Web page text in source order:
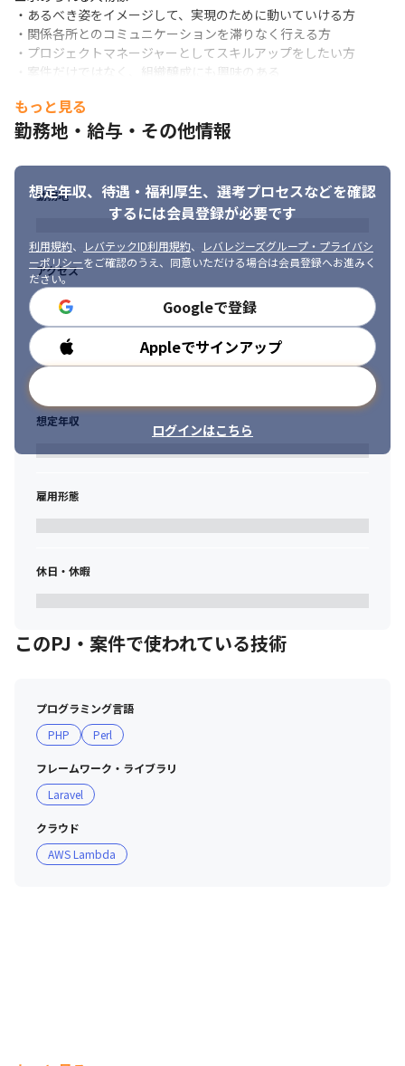
・あるべき姿をイメージして、実現のために動いていける方
・関係各所とのコミュニケーションを滞りなく行える方
・プロジェクトマネージャーとしてスキルアップをしたい方
・案件だけではなく、組織醸成にも興味のある
もっと見る
勤務地・給与・その他情報
想定年収、待遇・福利厚生、 選考プロセスなどを確認
するには会員登録が必要です
利用規約、 レバテックID利用規約、
レバレジーズグループ・プライバシ
ーポリシーをご確認のうえ、同意いただける場合は会員登録へお進みく
ださい。
Googleで登録
Appleでサインアップ
ログインはこちら
勤務地
アクセス
勤務時間
想定年収
雇用形態
休日・休暇
このPJ・案件で使われている技術
プログラミング言語
PHP
Perl
フレームワーク・ライブラリ
Laravel
クラウド
AWS Lambda